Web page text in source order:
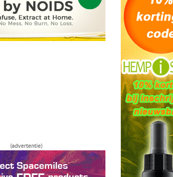
(advertentie)